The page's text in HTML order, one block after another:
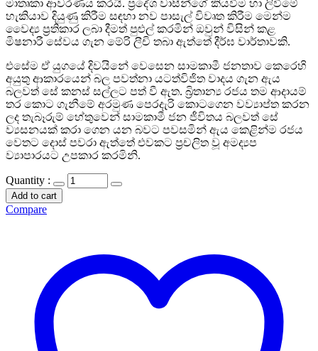
මාතෘකා ආවරණය කරයි. ප්‍රදේශ වාසීන්ගේ කියවීම හා ලිවීමේ
හැකියාව දියුණු කිරීම සඳහා නව පාසැල් විවෘත කිරීම මෙන්ම
වෛද්‍ය ප්‍රතිකාර ලබා දීමත් පුළුල් කරමින් ඔවුන් විසින් කළ
මිෂනාරී සේවය ගැන මේරි ලීචි තබා ඇත්තේ දීර්ඝ වාර්තාවකි.
එසේම ඒ යුගයේ දිවයිනේ වෙසෙන සාමකාමී ජනතාව කෙරෙහි
අයුතු ආකාරයෙන් බල පවත්නා යටත්විජිත වාදය ගැන ඇය
බලවත් සේ කනස් සල්ලට පත් වී ඇත. බ්‍රිතාන්‍ය රජය තම ආදායම්
තර කොට ගැනීමේ අරමුණ පෙරදැරි කොටගෙන වව්‍යාප්ත කරන
ලද තැබෑරුම් හේතුවෙන් සාමකාමී ජන ජීවිතය බලවත් සේ
ව්‍යසනයක් කරා ගෙන යන බවට පවසමින් ඇය කෙළින්ම රජය
වෙතට දොස් පවරා ඇත්තේ එවකට ප්‍රචලිත වූ අමද්‍යප
ව්‍යාපාරයට උපකාර කරමිනි.
Quantity :
Add to cart
Compare